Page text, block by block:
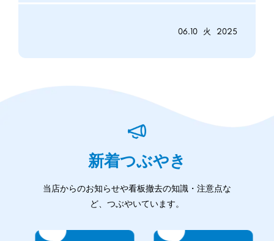
06.10 火 2025
新着つぶやき
当店からのお知らせや看板撤去の知識・注意点な
ど、つぶやいています。